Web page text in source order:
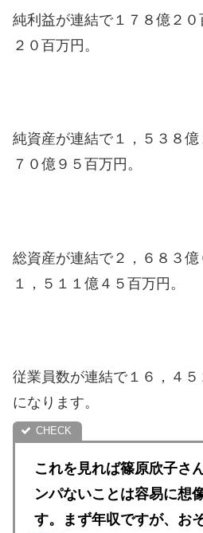
純利益が連結で１７８億２
２０百万円。
純資産が連結で１，５３８
７０億９５百万円。
総資産が連結で２，６８３
１，５１１億４５百万円。
従業員数が連結で１６，４
になります。
これを見れば篠原欣子さ
ンパないことは容易に想
す。
まず年収ですが、お